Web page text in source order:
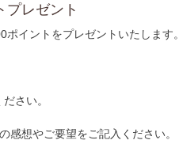
プレゼント
イントをプレゼントいたします。
さい。
感想やご要望をご記入ください。